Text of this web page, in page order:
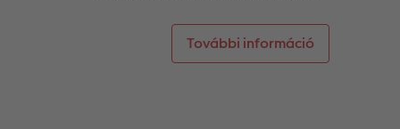
További információ